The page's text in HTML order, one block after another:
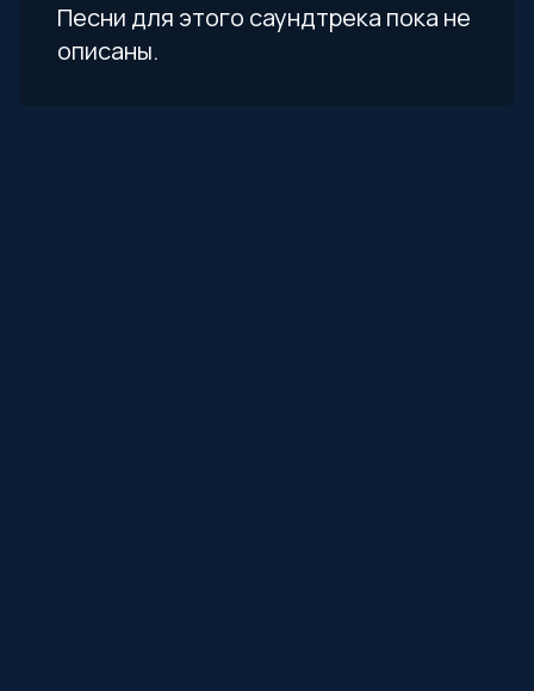
Песни для этого саундтрека пока не
описаны.